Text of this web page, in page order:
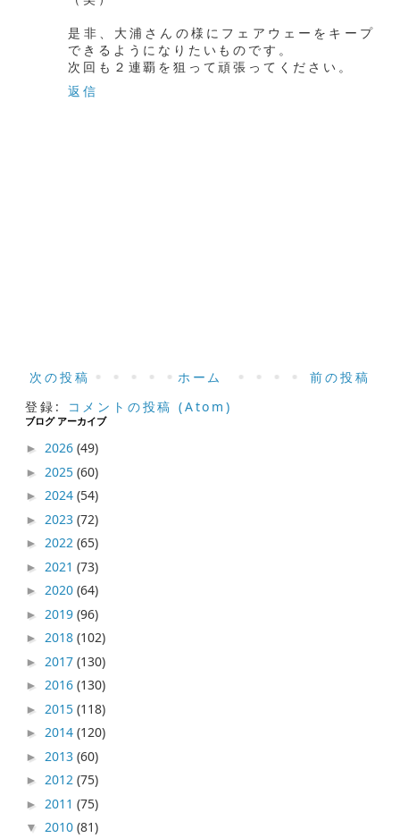
是非、大浦さんの様にフェアウェーをキープ
できるようになりたいものです。
次回も２連覇を狙って頑張ってください。
返信
次の投稿 前の投稿
ホーム
登録:
コメントの投稿 (Atom)
ブログ アーカイブ
►2026(49)
► 2025(60)
►2024(54)
► 2023(72)
►2022(65)
► 2021(73)
►2020(64)
► 2019(96)
►2018(102)
► 2017(130)
►2016(130)
► 2015(118)
►2014(120)
► 2013(60)
►2012(75)
► 2011(75)
▼2010(81)